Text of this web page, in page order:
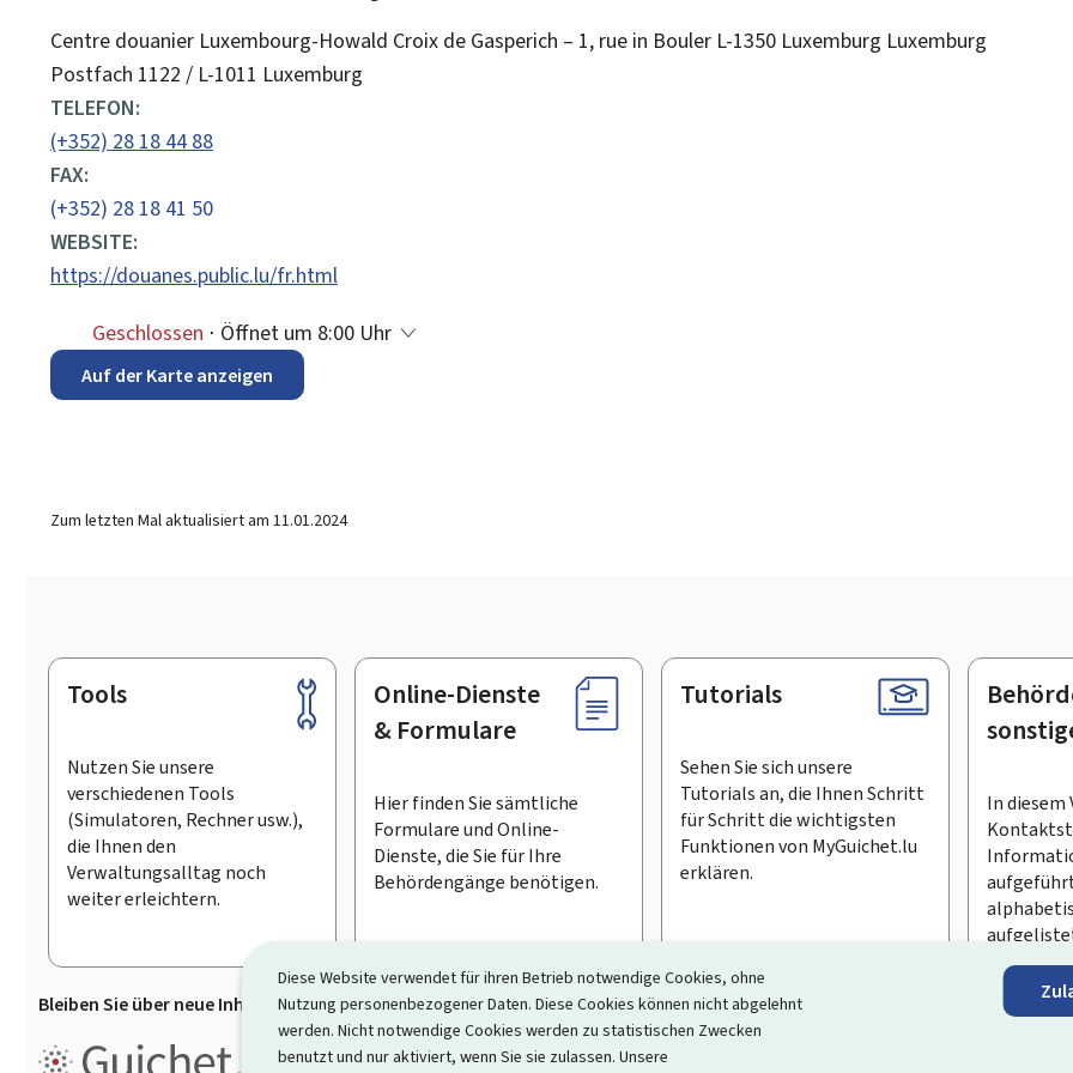
Diese Website verwendet für ihren Betrieb notwendige Cookies, ohne
Nutzung personenbezogener Daten. Diese Cookies können nicht abgelehnt
werden. Nicht notwendige Cookies werden zu statistischen Zwecken
benutzt und nur aktiviert, wenn Sie sie zulassen. Unsere
ADRESSE:
Centre douanier Luxembourg-Howald Croix de Gasperich – 1, rue in Bouler L-1350 Luxemburg Luxemburg
Postfach 1122 / L-1011 Luxemburg
TELEFON:
(+352) 28 18 44 88
FAX:
(+352) 28 18 41 50
WEBSITE:
https://douanes.public.lu/fr.html
Geschlossen ⋅ Öffnet um 8:00 Uhr
Auf der Karte anzeigen
Zum letzten Mal aktualisiert am 11.01.2024
Footer
Tools
Nutzen Sie unsere
verschiedenen Tools
(Simulatoren, Rechner usw.),
die Ihnen den
Verwaltungsalltag noch
weiter erleichtern.
Online-Dienste
& Formulare
Hier finden Sie sämtliche
Formulare und Online-
Dienste, die Sie für Ihre
Behördengänge benötigen.
Tutorials
Sehen Sie sich unsere
Tutorials an, die Ihnen Schritt
für Schritt die wichtigsten
Funktionen von MyGuichet.lu
erklären.
In diesem
Bleiben Sie über neue Inhalte auf Guichet.lu informiert
Den Newsletter abonnieren
Guichet.lu ist ein Informationsportal, das Ihre Interaktion mit dem Staat vereinfacht